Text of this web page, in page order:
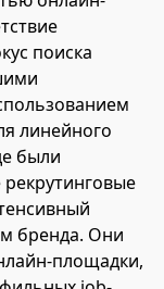
поиска
линейного
были
бренда. Они
площадки,